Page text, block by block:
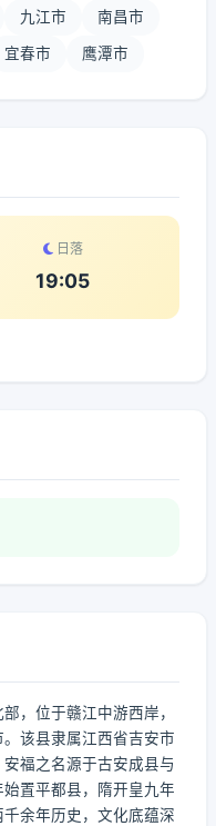
九江市 南昌市
宜春市 鹰潭市
日落
19:05
，位于赣江中游西岸，
该县隶属江西省吉安市
福之名源于古安成县与
置平都县，隋开皇九年
余年历史，文化底蕴深